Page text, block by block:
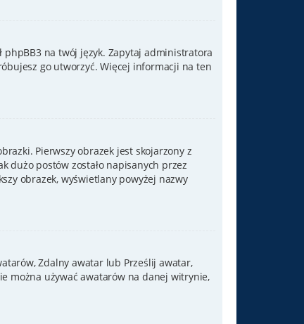
phpBB3 na twój język. Zapytaj administratora
go utworzyć. Więcej informacji na ten
Pierwszy obrazek jest skojarzony z
dużo postów zostało napisanych przez
obrazek, wyświetlany powyżej nazwy
Zdalny awatar lub Prześlij awatar,
można używać awatarów na danej witrynie,